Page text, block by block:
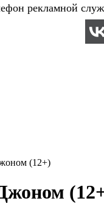
рекламной
(12+)